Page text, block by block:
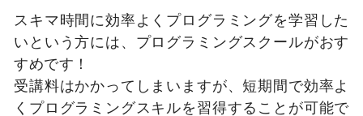
スキマ時間に効率よくプログラミングを学習した
いという方には、プログラミングスクールがおす
すめです！
受講料はかかってしまいますが、短期間で効率よ
くプログラミングスキルを習得することが可能で